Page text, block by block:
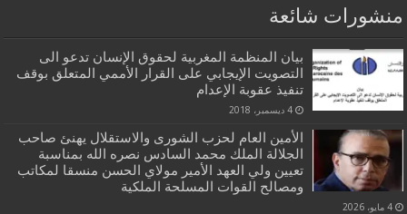
منشورات شائعة
بيان المنظمة المغربية لحقوق الإنسان تدعو الى
التصويت الإيجابي على القرار الأممي المتعلق بوقف
تنفيذ عقوبة الإعدام
4 ديسمبر، 2018
الأمين العام لحزب الشورى والاستقلال يهنئ صاحب
الجلالة الملك محمد السادس نصره الله بمناسبة
تعيين ولي العهد الأمير مولاي الحسن منسقا لمكاتب
ومصالح القوات المسلحة الملكية
4 مايو، 2026